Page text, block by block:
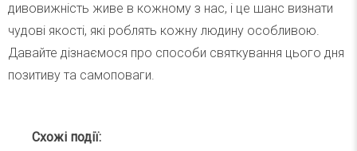
дивовижність живе в кожному з нас, і це шанс визнати
чудові якості, які роблять кожну людину особливою.
Давайте дізнаємося про способи святкування цього дня
позитиву та самоповаги.
Схожі події: